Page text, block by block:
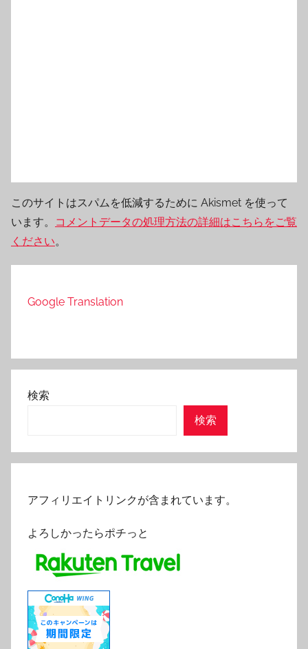
このサイトはスパムを低減するために Akismet を使って
います。
コメントデータの処理方法の詳細はこちらをご覧
ください。
Google Translation
検索
検索
アフィリエイトリンクが含まれています。
よろしかったらポチっと